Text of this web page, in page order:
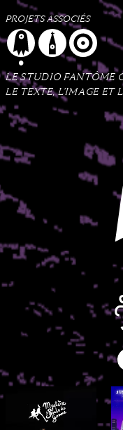
Menu Contenu Plan
PROJETS ASSOCIÉS
LE STUDIO FANTÔME
LE TEXTE, L’IMAGE ET